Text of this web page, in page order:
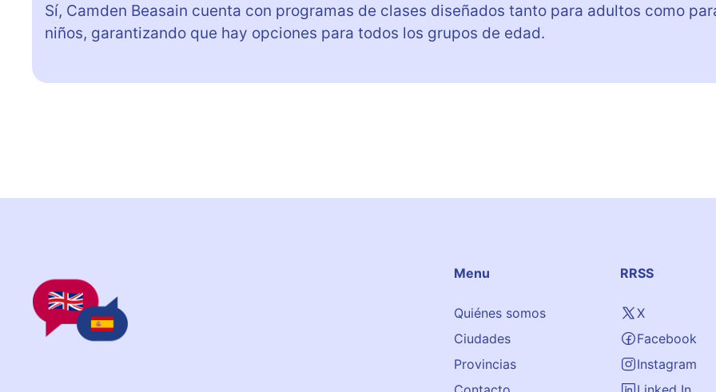
Sí, Camden Beasain cuenta con programas de clases diseñados tanto para adultos como
niños, garantizando que hay opciones para todos los grupos de edad.
Menu
Quiénes somos
Ciudades
Provincias
RRSS
X
Facebook
Instagram